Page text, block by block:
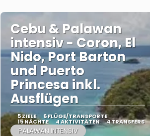
Cebu & Palawan
intensiv - Coron, El
Nido, Port Barton
und Puerto
Princesa inkl.
Ausflügen
5 ZIELE 6 FLÜGE/TRANSPORTE
15 NÄCHTE 4 AKTIVITÄTEN 4 TRANSFERS
PALAWAN INTENSIV